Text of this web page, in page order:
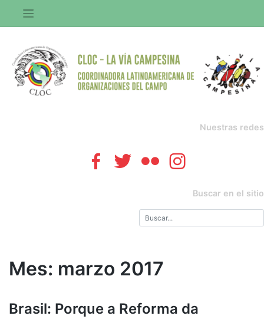
contenido
Nuestras redes
Buscar en el sitio
Mes: marzo 2017
Brasil: Porque a Reforma da